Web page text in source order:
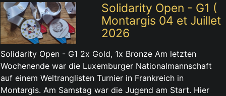
Solidarity Open - G1 (
Montargis 04 et Juillet
2026
Solidarity Open - G1 2x Gold, 1x Bronze Am letzten
Wochenende war die Luxemburger Nationalmannschaft
auf einem Weltranglisten Turnier in Frankreich in
Montargis. Am Samstag war die Jugend am Start. Hier